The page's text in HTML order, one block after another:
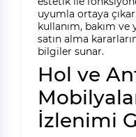
uyumla ortaya
kullanım, bakım
satın alma
bilgiler sunar.
Hol ve
İzlenimi